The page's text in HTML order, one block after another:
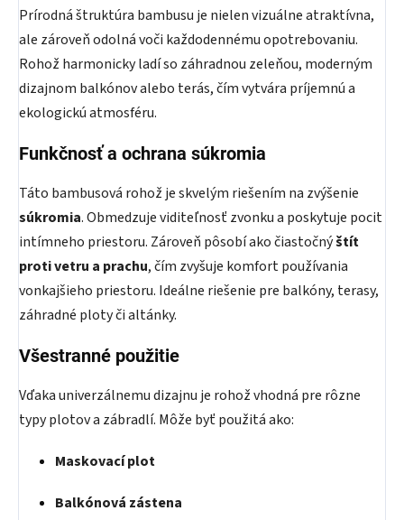
Prírodná štruktúra bambusu je nielen vizuálne atraktívna,
ale zároveň odolná voči každodennému opotrebovaniu.
Rohož harmonicky ladí so záhradnou zeleňou, moderným
dizajnom balkónov alebo terás, čím vytvára príjemnú a
ekologickú atmosféru.
Funkčnosť a ochrana súkromia
Táto bambusová rohož je skvelým riešením na zvýšenie
súkromia. Obmedzuje viditeľnosť zvonku a poskytuje pocit
intímneho priestoru. Zároveň pôsobí ako čiastočnýštít
proti vetru a prachu, čím zvyšuje komfort používania
vonkajšieho priestoru. Ideálne riešenie pre balkóny, terasy,
záhradné ploty či altánky.
Všestranné použitie
Vďaka univerzálnemu dizajnu je rohož vhodná pre rôzne
typy plotov a zábradlí. Môže byť použitá ako:
Maskovací plot
Balkónová zástena